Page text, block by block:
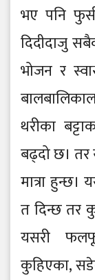
भए पनि
दिदीदाजु
भोजन र
थरीका
बढ्दो छ। तर
मात्रा
त दिन्छ तर
यसरी
कुहिएका,